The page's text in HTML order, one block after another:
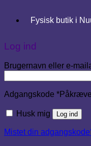
Fysisk butik i
Log ind
Brugernavn eller e-
Adgangskode *
Husk mig Log ind
Mistet din